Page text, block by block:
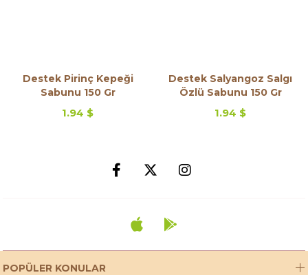
Destek Pirinç Kepeği
Sabunu 150 Gr
1.94 $
Destek Salyangoz Salgı
Özlü Sabunu 150 Gr
1.94 $
POPÜLER KONULAR